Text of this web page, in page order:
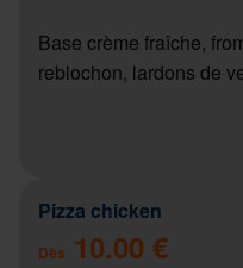
Base crème fraîche,
reblochon, lardons de
Pizza chicken
Dès 10.00 €